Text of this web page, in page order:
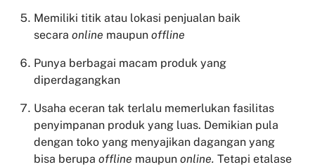
Memiliki titik atau lokasi penjualan baik
secara online maupun offline
Punya berbagai macam produk yang
diperdagangkan
Usaha eceran tak terlalu memerlukan fasilitas
penyimpanan produk yang luas. Demikian pula
dengan toko yang menyajikan dagangan yang
bisa berupa offline maupun online. Tetapi etalase